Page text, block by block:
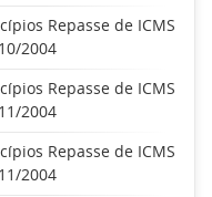
Repasse de ICMS
2004
Repasse de ICMS
2004
Repasse de ICMS
2004